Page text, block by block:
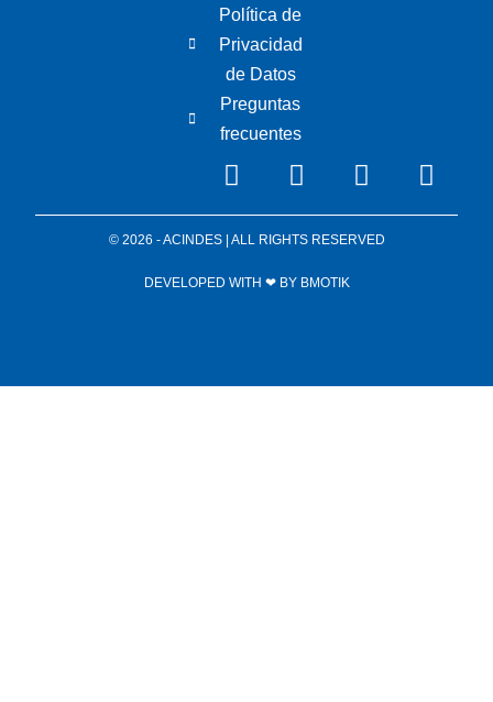
Política de
Privacidad
de Datos
Preguntas
frecuentes
© 2026 - ACINDES | ALL RIGHTS RESERVED
DEVELOPED WITH ❤ BY BMOTIK